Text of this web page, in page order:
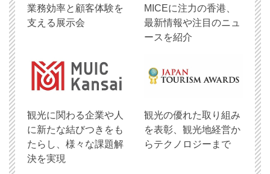
業務効率と顧客体験を
支える展示会
MICEに注力の香港、
最新情報や注目のニュ
ースを紹介
観光に関わる企業や人
に新たな結びつきをも
たらし、様々な課題解
決を実現
観光の優れた取り組み
を表彰、観光地経営か
らテクノロジーまで